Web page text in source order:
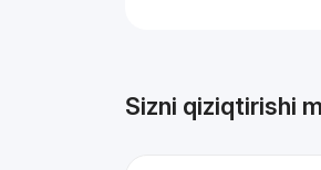
Sizni qiziqtirishi